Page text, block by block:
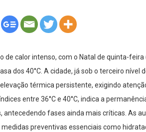
de calor intenso, com o Natal de quinta-feira
dos 40°C. A cidade, já sob o terceiro nível
térmica persistente, exigindo
entre 36°C e 40°C, indica a
antecedendo fases ainda mais críticas. As
preventivas essenciais como